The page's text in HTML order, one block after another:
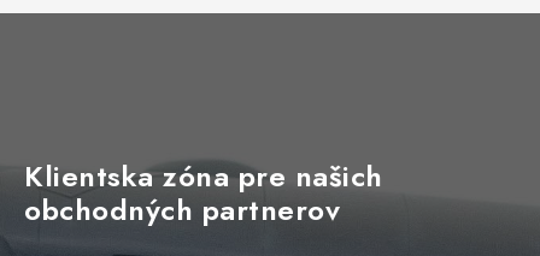
Klientska zóna pre našich
obchodných partnerov